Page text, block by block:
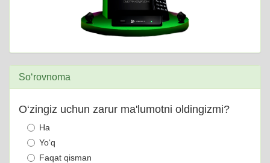
So‘rovnoma
O‘zingiz uchun zarur ma'lumotni oldingizmi?
Ha
Yo‘q
Faqat qisman